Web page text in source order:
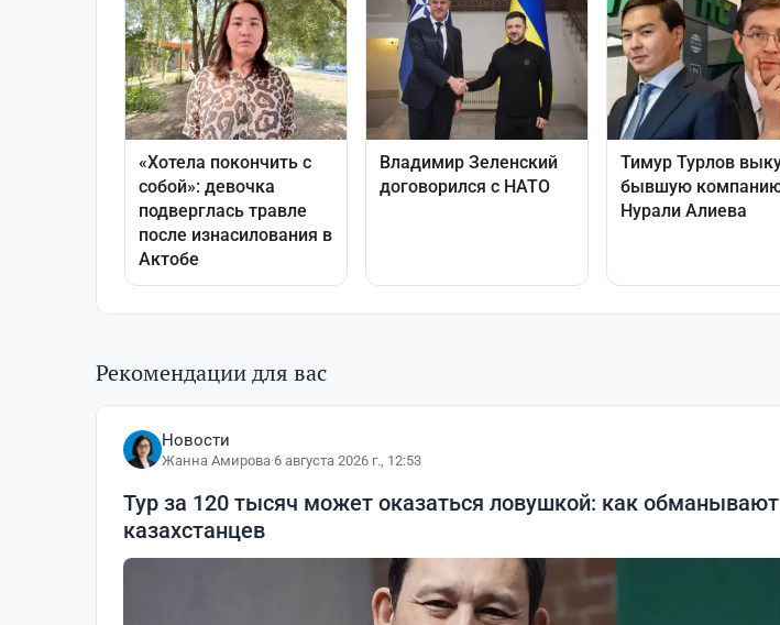
Рекомендации для вас
Новости
Жанна Амирова·6 августа 2026 г., 12:53
Тур за 120 тысяч может оказаться ловушкой: как обманывают
казахстанцев